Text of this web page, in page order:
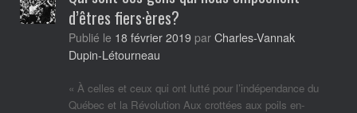
d’êtres fiers·ères?
Publié le 18 février 2019 par Charles-Vannak
Dupin-Létourneau
« À celles et ceux qui ont lutté pour l’indépendance du
Québec et la Révolution Aux crottées aux poils en-